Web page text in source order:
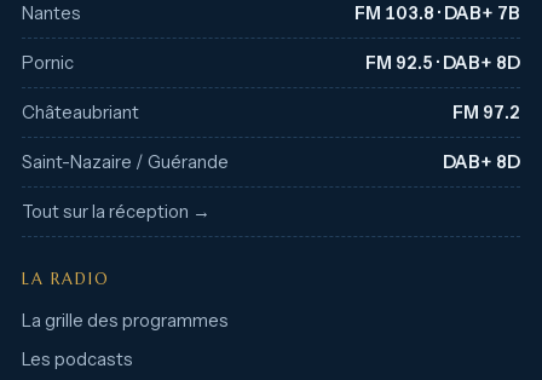
Nantes FM 103.8 · DAB+ 7B
Pornic FM 92.5 · DAB+ 8D
Châteaubriant FM 97.2
Saint-Nazaire / Guérande DAB+ 8D
Tout sur la réception →
LA RADIO
La grille des programmes
Les podcasts